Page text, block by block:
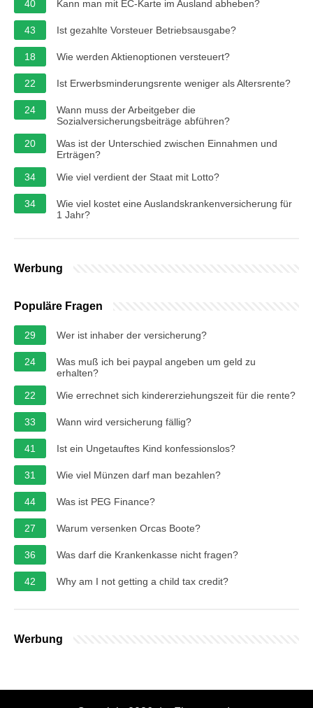
40 Kann man mit EC-Karte im Ausland abheben?
43 Ist gezahlte Vorsteuer Betriebsausgabe?
18 Wie werden Aktienoptionen versteuert?
22 Ist Erwerbsminderungsrente weniger als Altersrente?
24
Wann muss der Arbeitgeber die
Sozialversicherungsbeiträge abführen?
20
Was ist der Unterschied zwischen Einnahmen und
Erträgen?
34
Wie viel verdient der Staat mit Lotto?
34
Wie viel kostet eine Auslandskrankenversicherung für
1 Jahr?
Werbung
Populäre Fragen
29 Wer ist inhaber der versicherung?
24
Was muß ich bei paypal angeben um geld zu
erhalten?
22
Wie errechnet sich kindererziehungszeit für die rente?
33 Wann wird versicherung fällig?
41 Ist ein Ungetauftes Kind konfessionslos?
31 Wie viel Münzen darf man bezahlen?
44 Was ist PEG Finance?
27 Warum versenken Orcas Boote?
36 Was darf die Krankenkasse nicht fragen?
42 Why am I not getting a child tax credit?
Werbung